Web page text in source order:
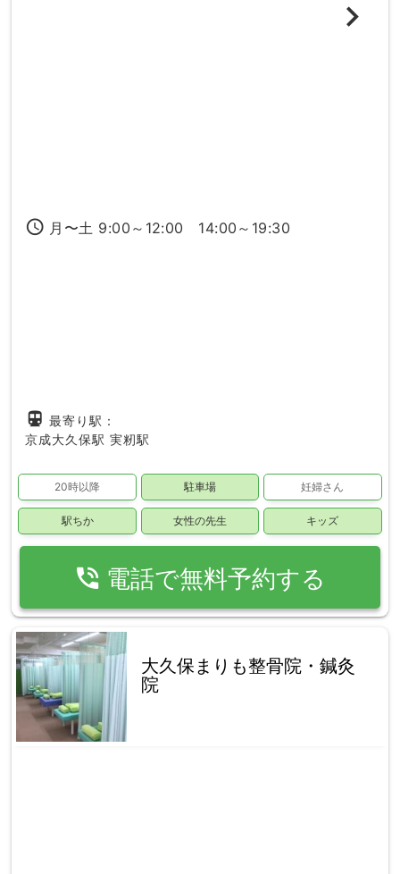
access_time 月〜土 9:00～12:00 14:00～19:30
directions_subway 最寄り駅：
京成大久保駅 実籾駅
20時以降 駐車場 妊婦さん
駅ちか 女性の先生 キッズ
phone_in_talk 電話で無料予約する
大久保まりも整骨院・鍼灸
院